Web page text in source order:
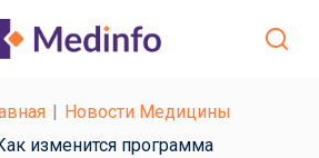
Новости Медицины
изменится программа